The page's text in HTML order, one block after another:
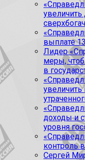
выплате
Лидер
меры,
в
доходы и
уровня
контроль
Сергей